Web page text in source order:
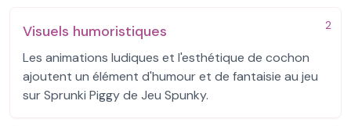
2
Visuels humoristiques
Les animations ludiques et l'esthétique de cochon
ajoutent un élément d'humour et de fantaisie au jeu
sur Sprunki Piggy de Jeu Spunky.